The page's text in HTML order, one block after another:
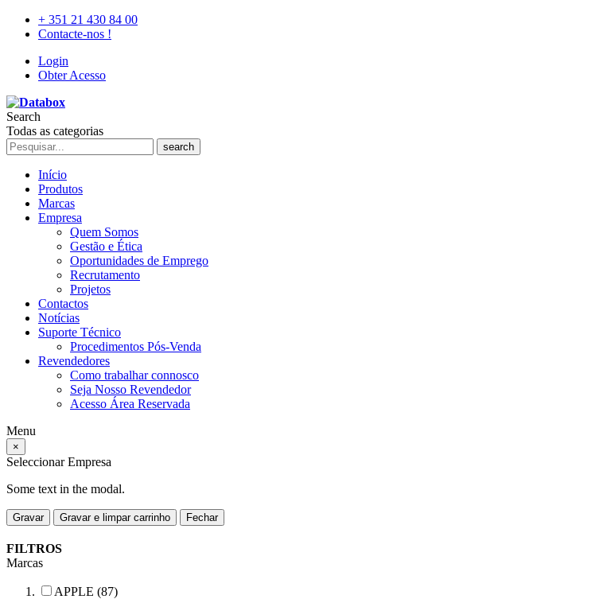
+ 351 21 430 84 00
Contacte-nos !
Login
Obter Acesso
Search
Todas as categorias
search
Início
Produtos
Marcas
Empresa
Quem Somos
Gestão e Ética
Oportunidades de Emprego
Recrutamento
Projetos
Contactos
Notícias
Suporte Técnico
Procedimentos Pós-Venda
Revendedores
Como trabalhar connosco
Seja Nosso Revendedor
Acesso Área Reservada
Menu
×
Seleccionar Empresa
Some text in the modal.
Gravar Gravar e limpar carrinho Fechar
FILTROS
Marcas
APPLE (87)